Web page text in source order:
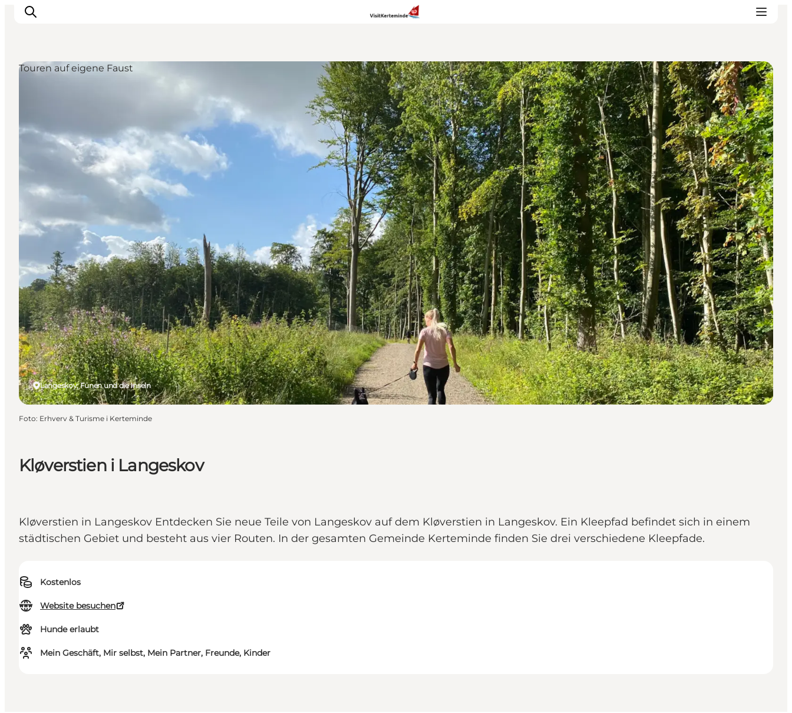
Essen und trinken
Unterkünfte
Reiseplanung
Veranstaltungen
Kløverstien i Langeskov
Kløverstien in Langeskov Entdecken Sie neue Teile von Langeskov auf dem Kløverstien in Langeskov. Ein Kleepfad befindet sich in einem
städtischen Gebiet und besteht aus vier Routen. In der gesamten Gemeinde Kerteminde finden Sie drei verschiedene Kleepfade.
Kostenlos
Website besuchen
Hunde erlaubt
Mein Geschäft, Mir selbst, Mein Partner, Freunde, Kinder
Langeskov, Fünen und die Inseln
Touren auf eigene Faust
Foto: Erhverv & Turisme i Kerteminde